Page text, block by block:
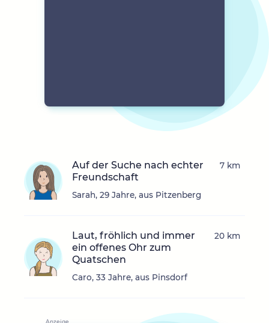
Auf der Suche nach echter
Freundschaft
Sarah, 29 Jahre, aus Pitzenberg
7 km
Laut, fröhlich und immer
ein offenes Ohr zum
Quatschen
Caro, 33 Jahre, aus Pinsdorf
20 km